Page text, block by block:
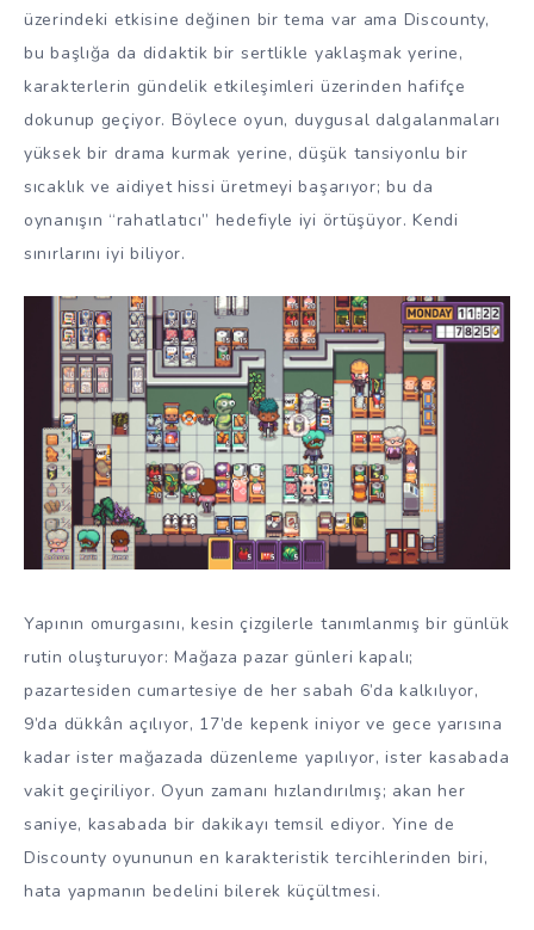
üzerindeki etkisine değinen bir tema var ama Discounty,
bu başlığa da didaktik bir sertlikle yaklaşmak yerine,
karakterlerin gündelik etkileşimleri üzerinden hafifçe
dokunup geçiyor. Böylece oyun, duygusal dalgalanmaları
yüksek bir drama kurmak yerine, düşük tansiyonlu bir
sıcaklık ve aidiyet hissi üretmeyi başarıyor; bu da
oynanışın “rahatlatıcı” hedefiyle iyi örtüşüyor. Kendi
sınırlarını iyi biliyor.
Yapının omurgasını, kesin çizgilerle tanımlanmış bir günlük
rutin oluşturuyor: Mağaza pazar günleri kapalı;
pazartesiden cumartesiye de her sabah 6’da kalkılıyor,
9’da dükkân açılıyor, 17’de kepenk iniyor ve gece yarısına
kadar ister mağazada düzenleme yapılıyor, ister kasabada
vakit geçiriliyor. Oyun zamanı hızlandırılmış; akan her
saniye, kasabada bir dakikayı temsil ediyor. Yine de
Discounty oyununun en karakteristik tercihlerinden biri,
hata yapmanın bedelini bilerek küçültmesi.